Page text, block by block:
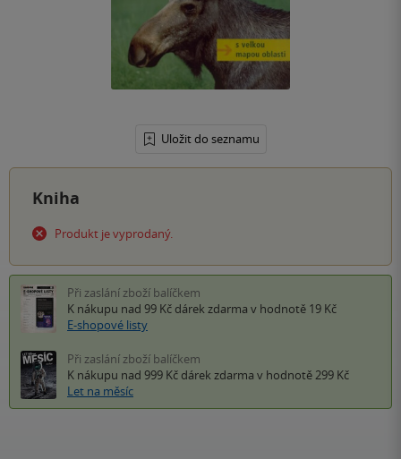
Uložit do seznamu
Kniha
Produkt je vyprodaný.
Při zaslání zboží balíčkem
K nákupu nad 99 Kč dárek zdarma v hodnotě 19 Kč
E-shopové listy
Při zaslání zboží balíčkem
K nákupu nad 999 Kč dárek zdarma v hodnotě 299 Kč
Let na měsíc